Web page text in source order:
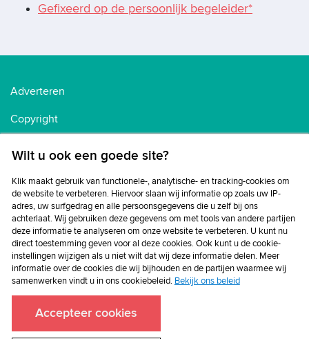
Gefixeerd op de persoonlijk begeleider*
Adverteren
Copyright
Privacybeleid
Disclaimer
Wilt u ook een goede site?
Klik maakt gebruik van functionele-, analytische- en tracking-cookies om
de website te verbeteren. Hiervoor slaan wij informatie op zoals uw IP-
adres, uw surfgedrag en alle persoonsgegevens die u zelf bij ons
achterlaat. Wij gebruiken deze gegevens om met tools van andere partijen
deze informatie te analyseren om onze website te verbeteren. U kunt nu
direct toestemming geven voor al deze cookies. Ook kunt u de cookie-
instellingen wijzigen als u niet wilt dat wij deze informatie delen. Meer
informatie over de cookies die wij bijhouden en de partijen waarmee wij
samenwerken vindt u in ons cookiebeleid. Bekijk ons beleid
Accepteer cookies